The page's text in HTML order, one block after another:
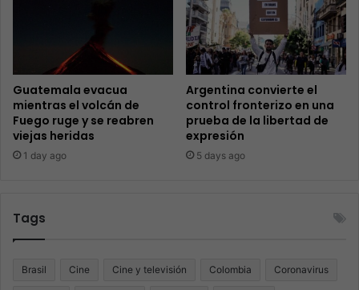
Guatemala evacua
mientras el volcán de
Fuego ruge y se reabren
viejas heridas
1 day ago
Argentina convierte el
control fronterizo en una
prueba de la libertad de
expresión
5 days ago
Tags
Brasil Cine Cine y televisión Colombia Coronavirus